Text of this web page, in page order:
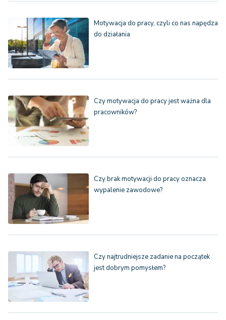
Motywacja do pracy, czyli co nas napędza
do działania
Czy motywacja do pracy jest ważna dla
pracowników?
Czy brak motywacji do pracy oznacza
wypalenie zawodowe?
Czy najtrudniejsze zadanie na początek
jest dobrym pomysłem?